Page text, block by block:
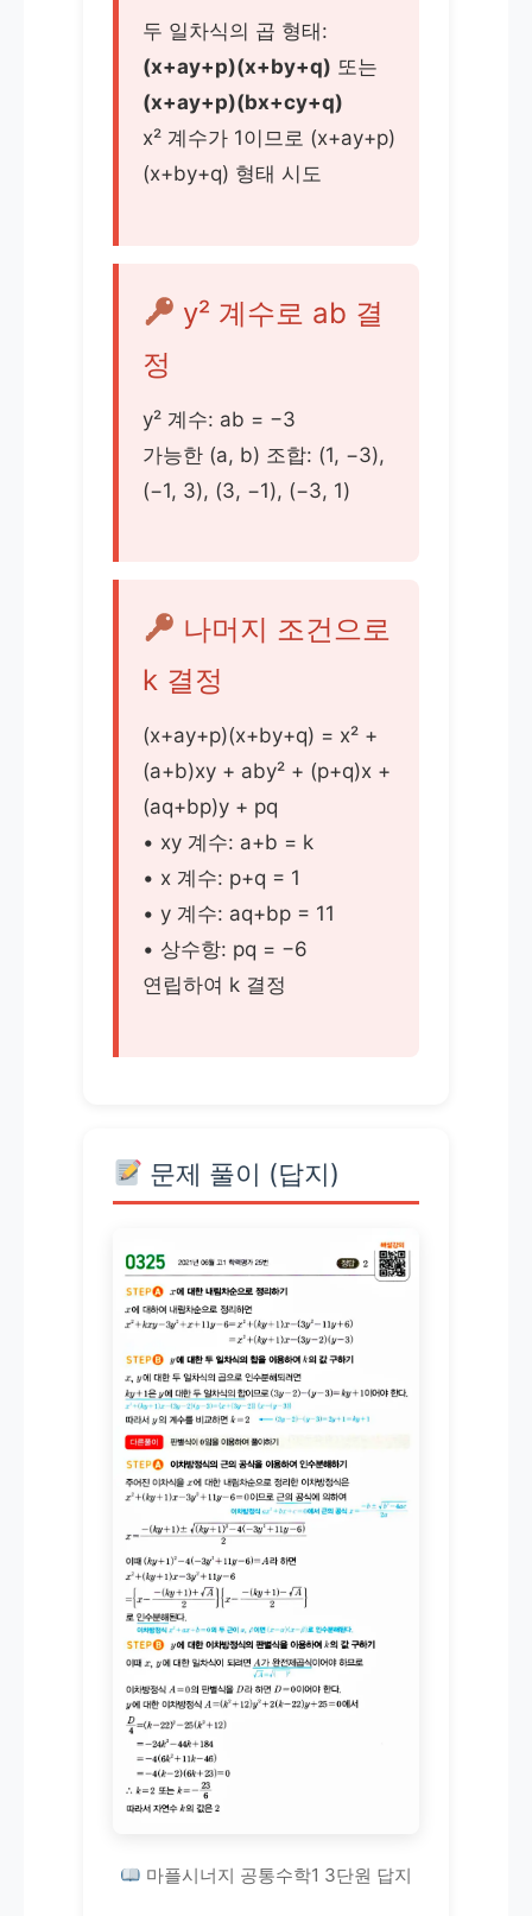
두 일차식의 곱 형태:
(x+ay+p)(x+by+q) 또는
(x+ay+p)(bx+cy+q)
x² 계수가 1이므로 (x+ay+p)
(x+by+q) 형태 시도
y² 계수로 ab 결
정
y² 계수: ab = −3
가능한 (a, b) 조합: (1, −3),
(−1, 3), (3, −1), (−3, 1)
나머지 조건으로
k 결정
(x+ay+p)(x+by+q) = x² +
(a+b)xy + aby² + (p+q)x +
(aq+bp)y + pq
• xy 계수: a+b = k
• x 계수: p+q = 1
• y 계수: aq+bp = 11
• 상수항: pq = −6
연립하여 k 결정
문제 풀이 (답지)
마플시너지 공통수학1 3단원 답지